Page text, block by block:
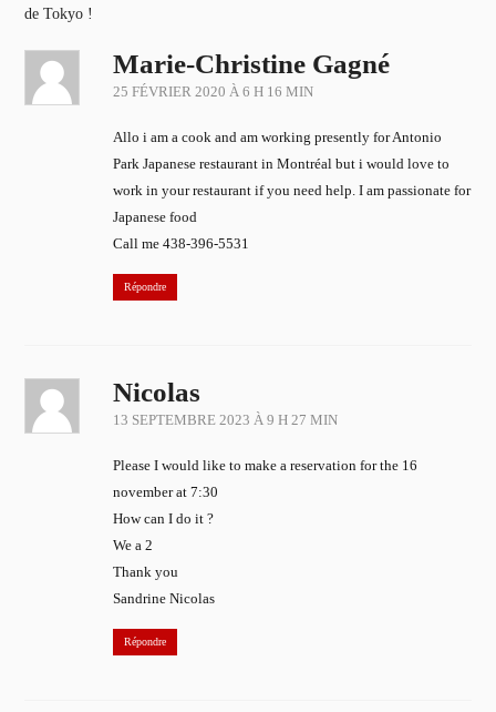
de Tokyo !
Marie-Christine Gagné
25 FÉVRIER 2020 À 6 H 16 MIN
Allo i am a cook and am working presently for Antonio
Park Japanese restaurant in Montréal but i would love to
work in your restaurant if you need help. I am passionate for
Japanese food
Call me 438-396-5531
Répondre
Nicolas
13 SEPTEMBRE 2023 À 9 H 27 MIN
Please I would like to make a reservation for the 16
november at 7:30
How can I do it ?
We a 2
Thank you
Sandrine Nicolas
Répondre